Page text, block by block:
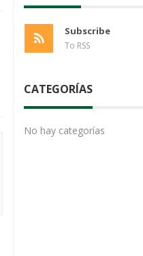
Subscribe
To RSS
CATEGORÍAS
No hay categorías